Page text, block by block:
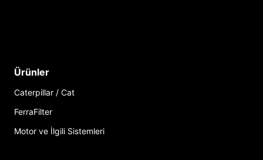
Ürünler
Caterpillar / Cat
FerraFilter
Motor ve İlgili Sistemleri